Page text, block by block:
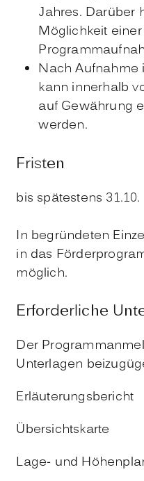
Jahres. Darüber
Möglichkeit
Nach Aufnahme
kann innerhalb
auf Gewährung
werden.
Fristen
bis spätestens
In begründeten
in das
möglich.
Erforderliche
Der
Unterlagen
Erläuterungsbericht
Übersichtskarte
Lage- und